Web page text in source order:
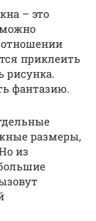
– это
приклеить
рисунка.
фантазию.
размеры,
из